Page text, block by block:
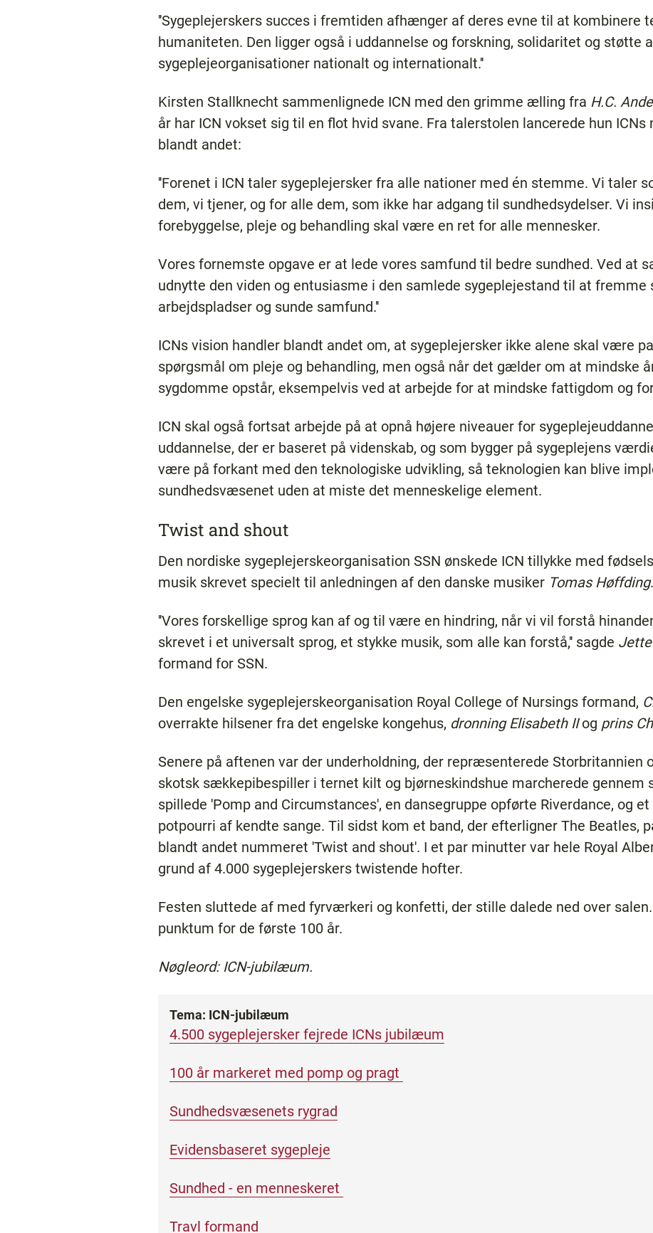
''Sygeplejerskers succes i fremtiden afhænger af deres evne til at kombinere
humaniteten. Den ligger også i uddannelse og forskning, solidaritet og støtte
sygeplejeorganisationer nationalt og internationalt.''
Kirsten Stallknecht sammenlignede ICN med den grimme ælling fra H.C.
år har ICN vokset sig til en flot hvid svane. Fra talerstolen lancerede hun ICNs
blandt andet:
''Forenet i ICN taler sygeplejersker fra alle nationer med én stemme. Vi taler
dem, vi tjener, og for alle dem, som ikke har adgang til sundhedsydelser. Vi
forebyggelse, pleje og behandling skal være en ret for alle mennesker.
Vores fornemste opgave er at lede vores samfund til bedre sundhed. Ved at
udnytte den viden og entusiasme i den samlede sygeplejestand til at fremme
arbejdspladser og sunde samfund.''
ICNs vision handler blandt andet om, at sygeplejersker ikke alene skal være
spørgsmål om pleje og behandling, men også når det gælder om at mindske
sygdomme opstår, eksempelvis ved at arbejde for at mindske fattigdom og
ICN skal også fortsat arbejde på at opnå højere niveauer for
uddannelse, der er baseret på videnskab, og som bygger på sygeplejens
være på forkant med den teknologiske udvikling, så teknologien kan blive
sundhedsvæsenet uden at miste det menneskelige element.
Twist and shout
Den nordiske sygeplejerskeorganisation SSN ønskede ICN tillykke med
musik skrevet specielt til anledningen af den danske musiker Tomas Høffding.
''Vores forskellige sprog kan af og til være en hindring, når vi vil forstå
skrevet i et universalt sprog, et stykke musik, som alle kan forstå,'' sagde
formand for SSN.
Den engelske sygeplejerskeorganisation Royal College of Nursings formand,
overrakte hilsener fra det engelske kongehus, dronning Elisabeth IIog prins
Senere på aftenen var der underholdning, der repræsenterede Storbritannien
skotsk sækkepibespiller i ternet kilt og bjørneskindshue marcherede gennem
spillede 'Pomp and Circumstances', en dansegruppe opførte Riverdance, og
potpourri af kendte sange. Til sidst kom et band, der efterligner The Beatles,
blandt andet nummeret 'Twist and shout'. I et par minutter var hele Royal
grund af 4.000 sygeplejerskers twistende hofter.
Festen sluttede af med fyrværkeri og konfetti, der stille dalede ned over
punktum for de første 100 år.
Nøgleord: ICN-jubilæum.
Tema: ICN-jubilæum
4.500 sygeplejersker fejrede ICNs jubilæum
100 år markeret med pomp og pragt
Sundhedsvæsenets rygrad
Evidensbaseret sygepleje
Sundhed - en menneskeret
Travl formand